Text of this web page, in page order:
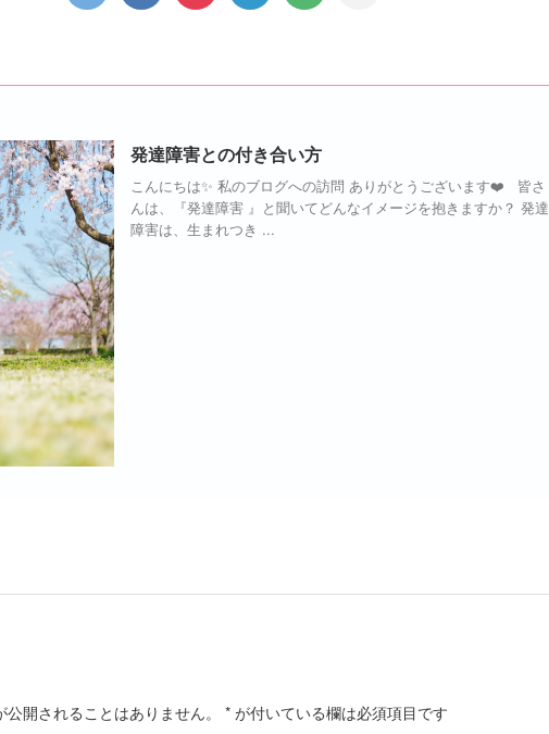
発達障害との付き合い方
こんにちは✨ 私のブログへの訪問 ありがとうございます❤️ 皆さ
んは、『発達障害 』と聞いてどんなイメージを抱きますか？ 発達
障害は、生まれつき ...
公開されることはありません。 * が付いている欄は必須項目です